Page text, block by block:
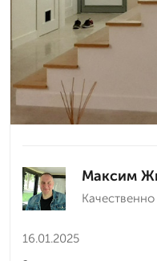
Максим
16.01.2025